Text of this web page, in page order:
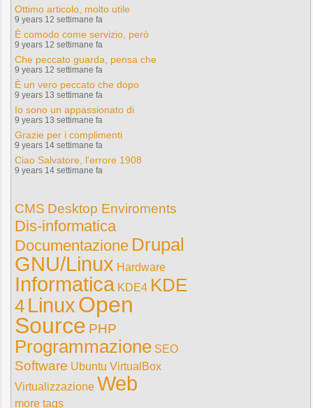
Ottimo articolo, molto utile
9 years 12 settimane fa
È comodo come servizio, però
9 years 12 settimane fa
Che peccato guarda, pensa che
9 years 12 settimane fa
È un vero peccato che dopo
9 years 13 settimane fa
Io sono un appassionato di
9 years 13 settimane fa
Grazie per i complimenti
9 years 14 settimane fa
Ciao Salvatore, l'errore 1908
9 years 14 settimane fa
CMS Desktop Enviroments
Dis-informatica
Documentazione Drupal
GNU/Linux Hardware
Informatica KDE4 KDE
4 LinuxOpen
Source PHP
Programmazione SEO
Software Ubuntu VirtualBox
Virtualizzazione Web
more tags